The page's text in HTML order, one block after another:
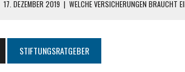
17. DEZEMBER 2019 | WELCHE VERSICHERUNGEN BRAUCHT
2018 | POLITISCHE STIFTUNGEN
STIFTUNGSRATGEBER